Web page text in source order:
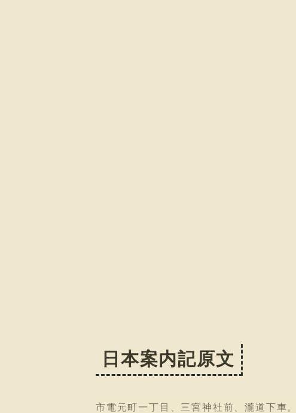
日本案内記原文
市電元町一丁目、三宮神社前、瀧道下車